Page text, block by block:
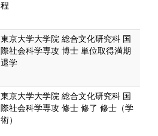
程
東京大学大学院 総合文化研究科 国
際社会科学専攻 博士 単位取得満期
退学
東京大学大学院 総合文化研究科 国
際社会科学専攻 修士 修了 修士（学
術）